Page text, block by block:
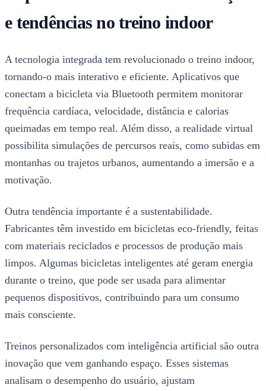
e tendências no treino indoor
A tecnologia integrada tem revolucionado o treino indoor,
tornando-o mais interativo e eficiente. Aplicativos que
conectam a bicicleta via Bluetooth permitem monitorar
frequência cardíaca, velocidade, distância e calorias
queimadas em tempo real. Além disso, a realidade virtual
possibilita simulações de percursos reais, como subidas em
montanhas ou trajetos urbanos, aumentando a imersão e a
motivação.
Outra tendência importante é a sustentabilidade.
Fabricantes têm investido em bicicletas eco-friendly, feitas
com materiais reciclados e processos de produção mais
limpos. Algumas bicicletas inteligentes até geram energia
durante o treino, que pode ser usada para alimentar
pequenos dispositivos, contribuindo para um consumo
mais consciente.
Treinos personalizados com inteligência artificial são outra
inovação que vem ganhando espaço. Esses sistemas
analisam o desempenho do usuário, ajustam